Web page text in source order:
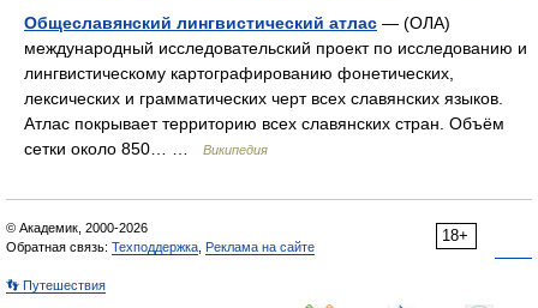
Общеславянский лингвистический атлас — (ОЛА)
международный исследовательский проект по исследованию и
лингвистическому картографированию фонетических,
лексических и грамматических черт всех славянских языков.
Атлас покрывает территорию всех славянских стран. Объём
сетки около 850… …
Википедия
18+
© Академик, 2000-2026
Обратная связь: Техподдержка Реклама на сайте
👣 Путешествия